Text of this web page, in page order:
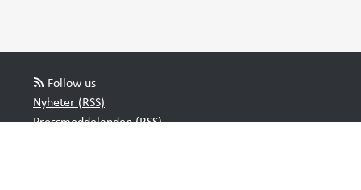
Follow us
Nyheter (RSS)
Pressmeddelanden (RSS)